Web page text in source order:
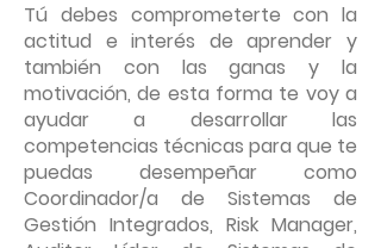
Tú debes comprometerte con la
actitud e interés de aprender y
también con las ganas y la
motivación, de esta forma te voy a
ayudar a desarrollar las
competencias técnicas para que te
puedas desempeñar como
Coordinador/a de Sistemas de
Gestión Integrados, Risk Manager,